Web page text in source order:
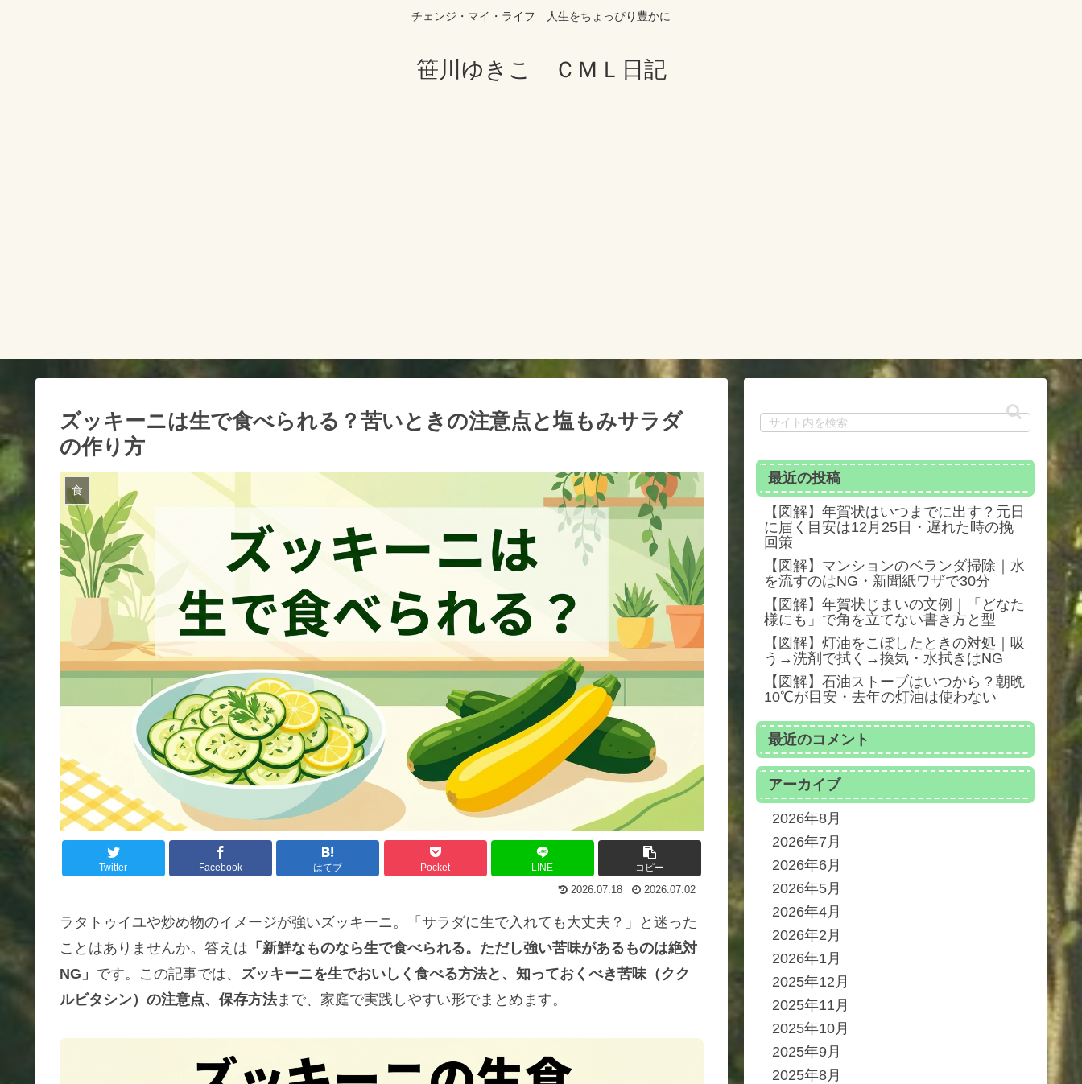
チェンジ・マイ・ライフ 人生をちょっぴり豊かに
笹川ゆきこ ＣＭＬ日記
ズッキーニは生で食べられる？苦いときの注意点と塩もみサラダ
の作り方
食
Twitter Facebook はてブ Pocket LINE コピー
2026.07.18 2026.07.02
ラタトゥイユや炒め物のイメージが強いズッキーニ。「サラダに生で入れても大丈夫？」と迷った
ことはありませんか。答えは 「新鮮なものなら生で食べられる。ただし強い苦味があるものは絶対
NG」 です。この記事では、 ズッキーニを生でおいしく食べる方法と、知っておくべき苦味（クク
ルビタシン）の注意点、保存方法まで、家庭で実践しやすい形でまとめます。
最近の投稿
【図解】年賀状はいつまでに出す？元日
に届く目安は12月25日・遅れた時の挽
回策
【図解】マンションのベランダ掃除｜水
を流すのはNG・新聞紙ワザで30分
【図解】年賀状じまいの文例｜「どなた
様にも」で角を立てない書き方と型
【図解】灯油をこぼしたときの対処｜吸
う→洗剤で拭く→換気・水拭きはNG
【図解】石油ストーブはいつから？朝晩
10℃が目安・去年の灯油は使わない
最近のコメント
アーカイブ
2026年8月
2026年7月
2026年6月
2026年5月
2026年4月
2026年2月
2026年1月
2025年12月
2025年11月
2025年10月
2025年9月
2025年8月